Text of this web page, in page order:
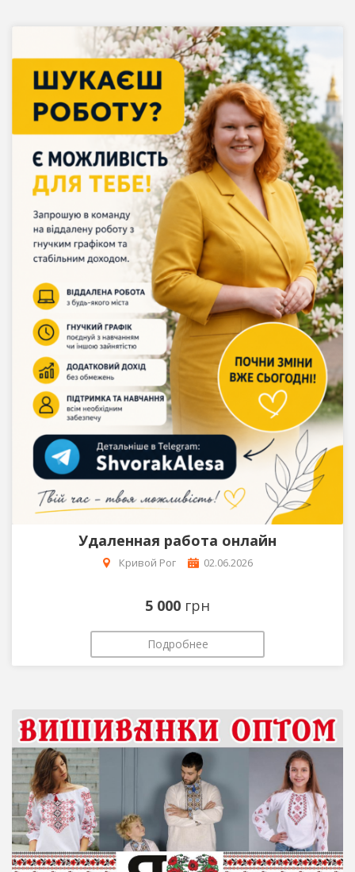
Удаленная работа онлайн
Кривой Рог 02.06.2026
5 000 грн
Подробнее